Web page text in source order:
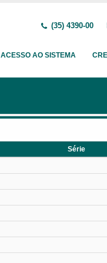
(35) 4390-00
ACESSO AO SISTEMA
Série